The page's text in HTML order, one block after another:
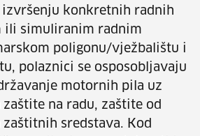
izvršenju konkretnih radnih
ili simuliranim radnim
poligonu/vježbalištu i
polaznici se osposobljavaju
motornih pila uz
na radu, zaštite od
sredstava. Kod